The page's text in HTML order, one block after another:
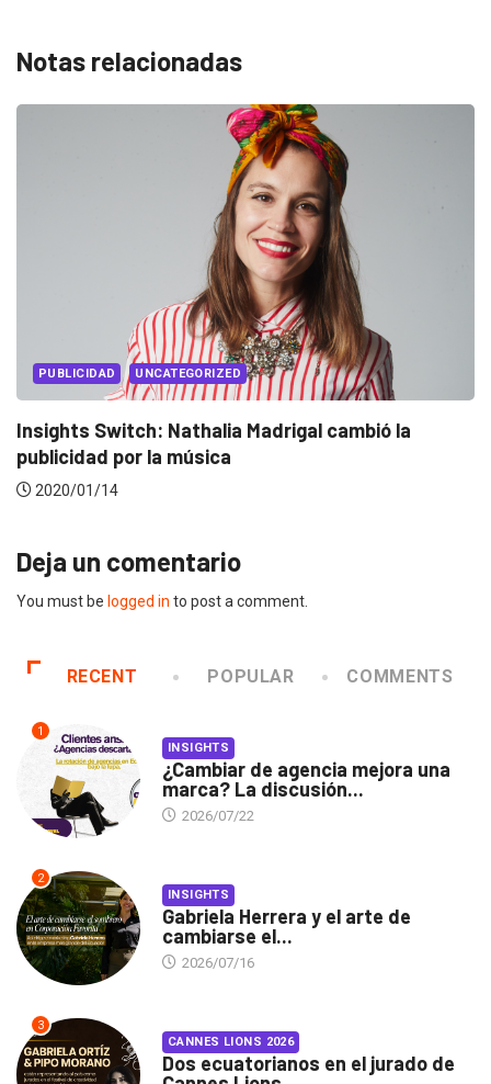
Notas relacionadas
EVENTOS LUX AWARDS
Conoce a los ganadores de Lux Awards 2019
2019/12/04
Deja un comentario
You must be logged in to post a comment.
RECENT POPULAR COMMENTS
1
INSIGHTS
¿Cambiar de agencia mejora una
marca? La discusión...
2026/07/22
2
INSIGHTS
Gabriela Herrera y el arte de
cambiarse el...
2026/07/16
3
CANNES LIONS 2026
Dos ecuatorianos en el jurado de